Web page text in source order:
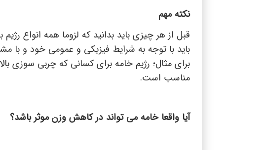
نکته مهم
قبل از هر چیزی باید بدانید که لزوما همه انواع
باید با توجه به شرایط فیزیکی و عمومی خود و
برای مثال؛ رژیم خامه برای کسانی که چربی سوزی
مناسب است.
آیا واقعا خامه می تواند در کاهش وزن موثر باشد؟